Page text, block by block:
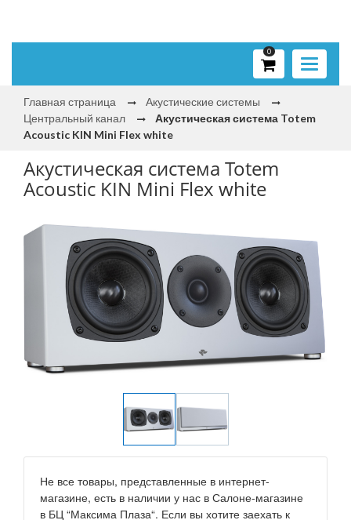
Toggle
0
Главная страница
Акустические системы
Центральный канал
Акустическая система Totem
Acoustic KIN Mini Flex white
Акустическая система Totem
Acoustic KIN Mini Flex white
Не все товары, представленные в интернет-
магазине, есть в наличии у нас в Салоне-магазине
в БЦ “Максима Плаза“. Если вы хотите заехать к